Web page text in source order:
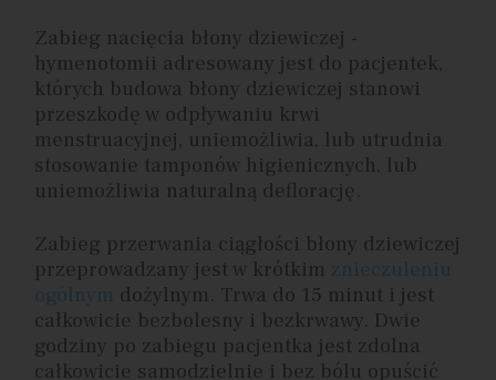
Zabieg nacięcia błony dziewiczej -
hymenotomii adresowany jest do pacjentek,
których budowa błony dziewiczej stanowi
przeszkodę w odpływaniu krwi
menstruacyjnej, uniemożliwia, lub utrudnia
stosowanie tamponów higienicznych, lub
uniemożliwia naturalną deflorację.
Zabieg przerwania ciągłości błony dziewiczej
przeprowadzany jest w krótkim znieczuleniu
ogólnym dożylnym. Trwa do 15 minut i jest
całkowicie bezbolesny i bezkrwawy. Dwie
godziny po zabiegu pacjentka jest zdolna
całkowicie samodzielnie i bez bólu opuścić